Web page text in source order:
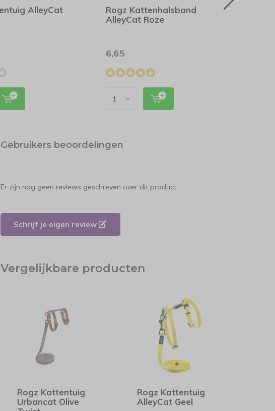
AlleyCat
Rogz Kattenhalsband
AlleyCat Roze
6,65
Gebruikers beoordelingen
Er zijn nog geen reviews geschreven over dit product.
Schrijf je eigen review
Vergelijkbare producten
Rogz Kattentuig
Urbancat Olive
Rogz Kattentuig
AlleyCat Geel